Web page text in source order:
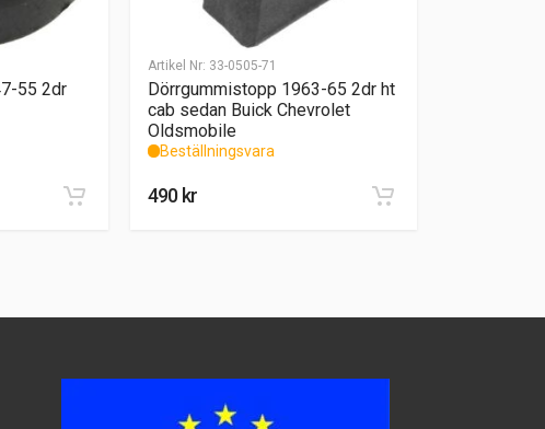
55 2dr
Artikel Nr: 33-0505-71
Dörrgummistopp 1963-65 2dr ht
cab sedan Buick Chevrolet
Oldsmobile
Beställningsvara
490kr